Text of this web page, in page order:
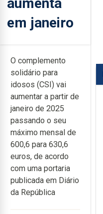
em janeiro
O complemento
solidário para
idosos (CSI) vai
aumentar a partir de
janeiro de 2025
passando o seu
máximo mensal de
600,6 para 630,6
euros, de acordo
com uma portaria
publicada em Diário
da República